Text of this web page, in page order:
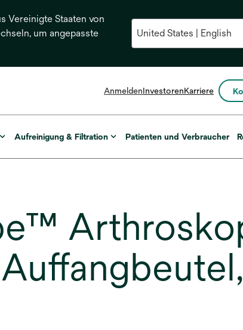
Vereinigte Staaten von
um angepasste
AnmeldenInvestorenKarriere
Aufreinigung & Filtration Patienten und Verbraucher